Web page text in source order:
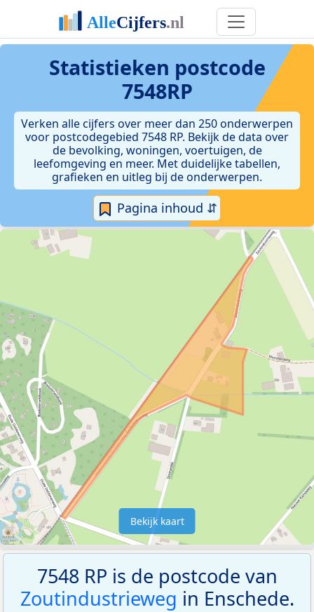
Statistieken postcode
7548RP
Verken alle cijfers over meer dan 250 onderwerpen
voor postcodegebied 7548 RP. Bekijk de data over
de bevolking, woningen, voertuigen, de
leefomgeving en meer. Met duidelijke tabellen,
grafieken en uitleg bij de onderwerpen.
Pagina inhoud ⇵
Bekijk kaart
7548 RP is de postcode van
Zoutindustrieweg in Enschede.